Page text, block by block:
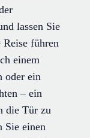
lassen Sie
führen
einem
oder ein
– ein
die Tür zu
Sie einen